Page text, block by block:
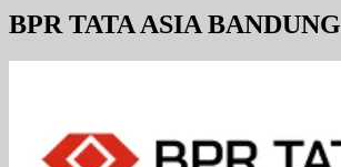
BPR TATA ASIA BANDUNG